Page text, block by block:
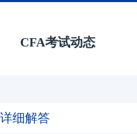
CFA考试动态
细解答